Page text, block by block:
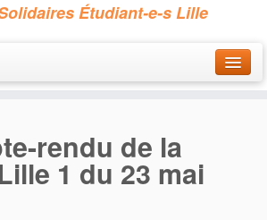
Étudiant-e-s Lille
Qui sommes-nous ?
Nous contacter
rendu de la
1 du 23 mai